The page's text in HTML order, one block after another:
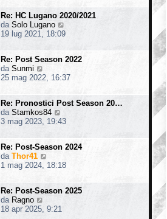
o
s
a
g
g
o
m
o
m
e
a
g
o
i
u
t
m
o
e
s
a
g
g
o
Re: HC Lugano 2020/2021
da Solo Lugano
e
u
t
o
e
s
a
g
g
o
19 lug 2021, 18:09
Re: Post Season 2022
da Sunmi
e
i
u
l
t
m
o
m
e
a
g
g
25 mag 2022, 16:37
Re: Pronostici Post Season 20…
da Stamkos84
e
i
u
t
m
o
e
3 mag 2023, 19:43
Re: Post-Season 2024
da Thor41
e
i
u
t
1 mag 2024, 18:18
Re: Post-Season 2025
da Ragno
e
18 apr 2025, 9:21